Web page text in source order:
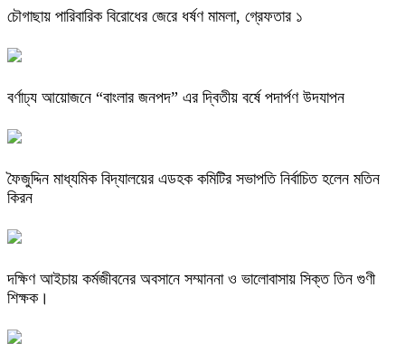
চৌগাছায় পারিবারিক বিরোধের জেরে ধর্ষণ মামলা, গ্রেফতার ১
বর্ণাঢ্য আয়োজনে “বাংলার জনপদ” এর দ্বিতীয় বর্ষে পদার্পণ উদযাপন
ফৈজুদ্দিন মাধ্যমিক বিদ্যালয়ের এডহক কমিটির সভাপতি নির্বাচিত হলেন মতিন
কিরন
দক্ষিণ আইচায় কর্মজীবনের অবসানে সম্মাননা ও ভালোবাসায় সিক্ত তিন গুণী
শিক্ষক।